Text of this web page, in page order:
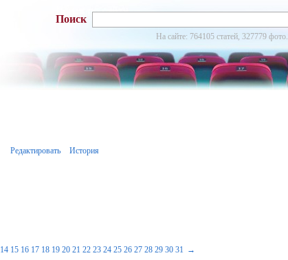
Поиск
На сайте: 764105 статей, 327779 фото.
Редактировать История
14 15 16 17 18 19 20 21 22 23 24 25 26 27 28 29 30 31 →